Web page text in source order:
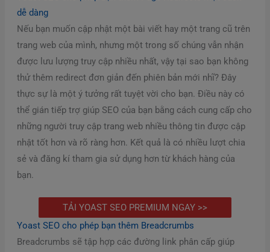
dễ dàng
Nếu bạn muốn cập nhật một bài viết hay một trang cũ trên
trang web của mình, nhưng một trong số chúng vẫn nhận
được lưu lượng truy cập nhiều nhất, vậy tại sao bạn không
thử thêm redirect đơn giản đến phiên bản mới nhĩ? Đây
thực sự là một ý tưởng rất tuyệt vời cho bạn. Điều này có
thể gián tiếp trợ giúp SEO của bạn bằng cách cung cấp cho
những người truy cập trang web nhiều thông tin được cập
nhật tốt hơn và rõ ràng hơn. Kết quả là có nhiều lượt chia
sẻ và đăng kí tham gia sử dụng hơn từ khách hàng của
bạn.
TẢI YOAST SEO PREMIUM NGAY >>
Yoast SEO cho phép bạn thêm Breadcrumbs
Breadcrumbs sẽ tập hợp các đường link phân cấp giúp